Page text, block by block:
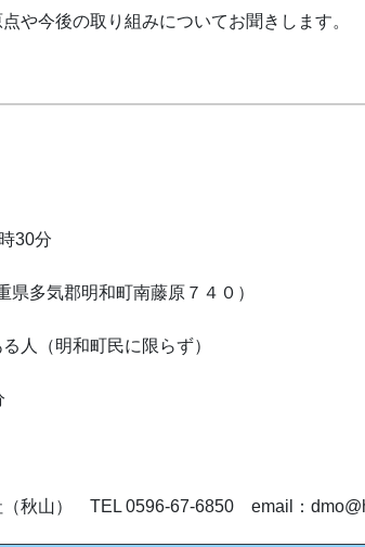
や今後の取り組みについてお聞きします。
30分
多気郡明和町南藤原７４０）
人（明和町民に限らず）
秋山） TEL 0596-67-6850 email：